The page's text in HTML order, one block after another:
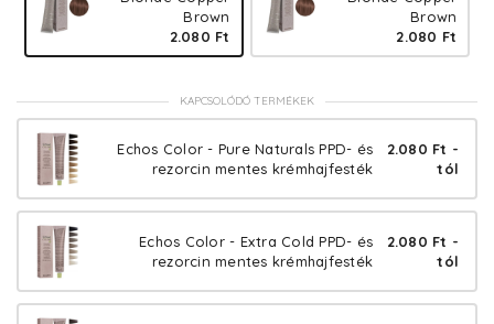
Brown
2.080 Ft
Brown
2.080 Ft
KAPCSOLÓDÓ TERMÉKEK
Echos Color - Pure Naturals PPD- és
rezorcin mentes krémhajfesték
2.080 Ft -
tól
Echos Color - Extra Cold PPD- és
rezorcin mentes krémhajfesték
2.080 Ft -
tól